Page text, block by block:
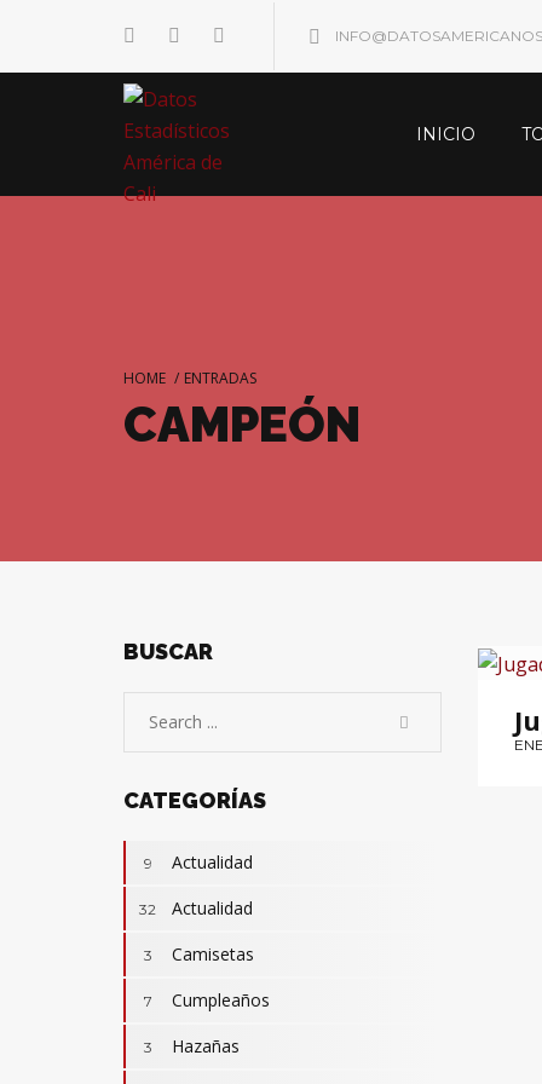
INICIO
HOME / ENTRADAS
CAMPEÓN
BUSCAR
CATEGORÍAS
9 Actualidad
32 Actualidad
3 Camisetas
7 Cumpleaños
3 Hazañas